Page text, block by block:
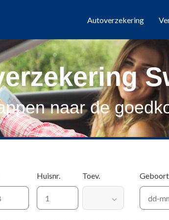
Autoverzekering
naar de
Huisnr. Toev.